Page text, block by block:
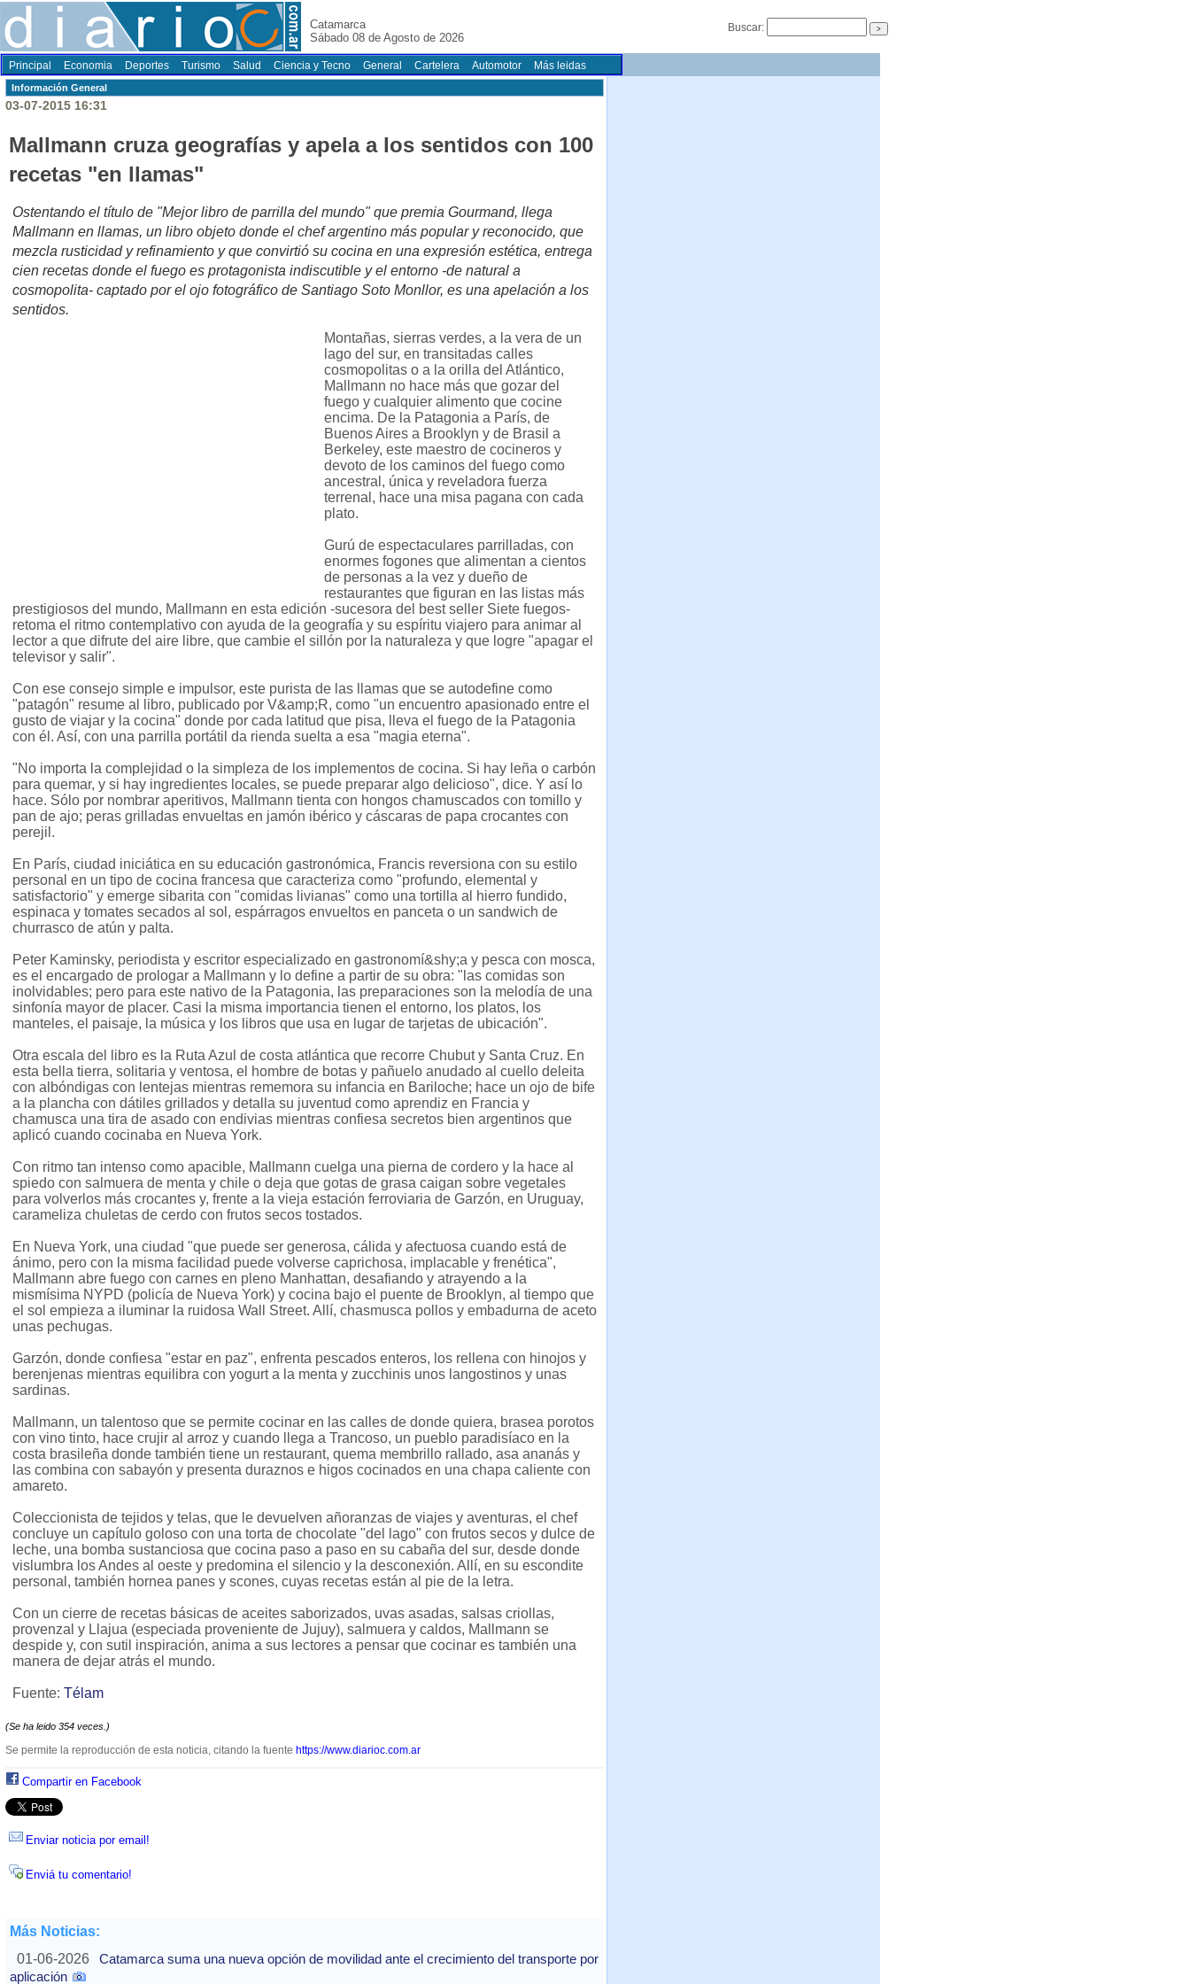
Catamarca
Sábado 08 de Agosto de 2026
Buscar:
Principal Economia Deportes Turismo Salud Ciencia y Tecno General Cartelera Automotor Más leidas
Información General
03-07-2015 16:31
Mallmann cruza geografías y apela a los sentidos con 100
recetas "en llamas"
Ostentando el título de "Mejor libro de parrilla del mundo" que premia Gourmand, llega
Mallmann en llamas, un libro objeto donde el chef argentino más popular y reconocido, que
mezcla rusticidad y refinamiento y que convirtió su cocina en una expresión estética, entrega
cien recetas donde el fuego es protagonista indiscutible y el entorno -de natural a
cosmopolita- captado por el ojo fotográfico de Santiago Soto Monllor, es una apelación a los
sentidos.
Montañas, sierras verdes, a la vera de un
lago del sur, en transitadas calles
cosmopolitas o a la orilla del Atlántico,
Mallmann no hace más que gozar del
fuego y cualquier alimento que cocine
encima. De la Patagonia a París, de
Buenos Aires a Brooklyn y de Brasil a
Berkeley, este maestro de cocineros y
devoto de los caminos del fuego como
ancestral, única y reveladora fuerza
terrenal, hace una misa pagana con cada
plato.
Gurú de espectaculares parrilladas, con
enormes fogones que alimentan a cientos
de personas a la vez y dueño de
restaurantes que figuran en las listas más
prestigiosos del mundo, Mallmann en esta edición -sucesora del best seller Siete fuegos-
retoma el ritmo contemplativo con ayuda de la geografía y su espíritu viajero para animar al
lector a que difrute del aire libre, que cambie el sillón por la naturaleza y que logre "apagar el
televisor y salir".
Con ese consejo simple e impulsor, este purista de las llamas que se autodefine como
"patagón" resume al libro, publicado por V&amp;R, como "un encuentro apasionado entre el
gusto de viajar y la cocina" donde por cada latitud que pisa, lleva el fuego de la Patagonia
con él. Así, con una parrilla portátil da rienda suelta a esa "magia eterna".
"No importa la complejidad o la simpleza de los implementos de cocina. Si hay leña o carbón
para quemar, y si hay ingredientes locales, se puede preparar algo delicioso", dice. Y así lo
hace. Sólo por nombrar aperitivos, Mallmann tienta con hongos chamuscados con tomillo y
pan de ajo; peras grilladas envueltas en jamón ibérico y cáscaras de papa crocantes con
perejil.
En París, ciudad iniciática en su educación gastronómica, Francis reversiona con su estilo
personal en un tipo de cocina francesa que caracteriza como "profundo, elemental y
satisfactorio" y emerge sibarita con "comidas livianas" como una tortilla al hierro fundido,
espinaca y tomates secados al sol, espárragos envueltos en panceta o un sandwich de
churrasco de atún y palta.
Peter Kaminsky, periodista y escritor especializado en gastronomí&shy;a y pesca con mosca,
es el encargado de prologar a Mallmann y lo define a partir de su obra: "las comidas son
inolvidables; pero para este nativo de la Patagonia, las preparaciones son la melodía de una
sinfonía mayor de placer. Casi la misma importancia tienen el entorno, los platos, los
manteles, el paisaje, la música y los libros que usa en lugar de tarjetas de ubicación".
Otra escala del libro es la Ruta Azul de costa atlántica que recorre Chubut y Santa Cruz. En
esta bella tierra, solitaria y ventosa, el hombre de botas y pañuelo anudado al cuello deleita
con albóndigas con lentejas mientras rememora su infancia en Bariloche; hace un ojo de bife
a la plancha con dátiles grillados y detalla su juventud como aprendiz en Francia y
chamusca una tira de asado con endivias mientras confiesa secretos bien argentinos que
aplicó cuando cocinaba en Nueva York.
Con ritmo tan intenso como apacible, Mallmann cuelga una pierna de cordero y la hace al
spiedo con salmuera de menta y chile o deja que gotas de grasa caigan sobre vegetales
para volverlos más crocantes y, frente a la vieja estación ferroviaria de Garzón, en Uruguay,
carameliza chuletas de cerdo con frutos secos tostados.
En Nueva York, una ciudad "que puede ser generosa, cálida y afectuosa cuando está de
ánimo, pero con la misma facilidad puede volverse caprichosa, implacable y frenética",
Mallmann abre fuego con carnes en pleno Manhattan, desafiando y atrayendo a la
mismísima NYPD (policía de Nueva York) y cocina bajo el puente de Brooklyn, al tiempo que
el sol empieza a iluminar la ruidosa Wall Street. Allí, chasmusca pollos y embadurna de aceto
unas pechugas.
Garzón, donde confiesa "estar en paz", enfrenta pescados enteros, los rellena con hinojos y
berenjenas mientras equilibra con yogurt a la menta y zucchinis unos langostinos y unas
sardinas.
Mallmann, un talentoso que se permite cocinar en las calles de donde quiera, brasea porotos
con vino tinto, hace crujir al arroz y cuando llega a Trancoso, un pueblo paradisíaco en la
costa brasileña donde también tiene un restaurant, quema membrillo rallado, asa ananás y
las combina con sabayón y presenta duraznos e higos cocinados en una chapa caliente con
amareto.
Coleccionista de tejidos y telas, que le devuelven añoranzas de viajes y aventuras, el chef
concluye un capítulo goloso con una torta de chocolate "del lago" con frutos secos y dulce de
leche, una bomba sustanciosa que cocina paso a paso en su cabaña del sur, desde donde
vislumbra los Andes al oeste y predomina el silencio y la desconexión. Allí, en su escondite
personal, también hornea panes y scones, cuyas recetas están al pie de la letra.
Con un cierre de recetas básicas de aceites saborizados, uvas asadas, salsas criollas,
provenzal y Llajua (especiada proveniente de Jujuy), salmuera y caldos, Mallmann se
despide y, con sutil inspiración, anima a sus lectores a pensar que cocinar es también una
manera de dejar atrás el mundo.
Fuente: Télam
(Se ha leido 354 veces.)
Se permite la reproducción de esta noticia, citando la fuente https://www.diarioc.com.ar
Compartir en Facebook
Enviar noticia por email!
Enviá tu comentario!
Más Noticias:
01-06-2026
Catamarca suma una nueva opción de movilidad ante el crecimiento del transporte por
aplicación